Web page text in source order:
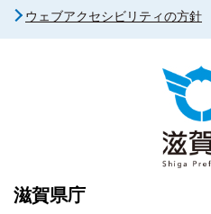
ウェブアクセシビリティの方針
滋賀県庁